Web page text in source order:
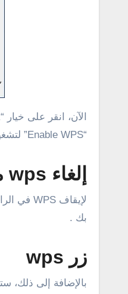
“Enable WPS” لتشغيل خاصية WPS فى الراوتر الخاص بك التابع لشركة المصرية للإتصالات .
إلغاء wps من الراوتر we الجديد
بك .
زر wps